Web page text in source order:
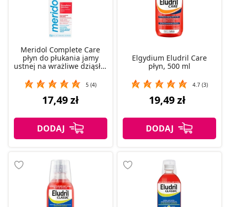
Meridol Complete Care
płyn do płukania jamy
ustnej na wrażliwe dziąsła,
5 (4)
17,49 zł
Elgydium Eludril Care
płyn, 500 ml
4.7 (3)
19,49 zł